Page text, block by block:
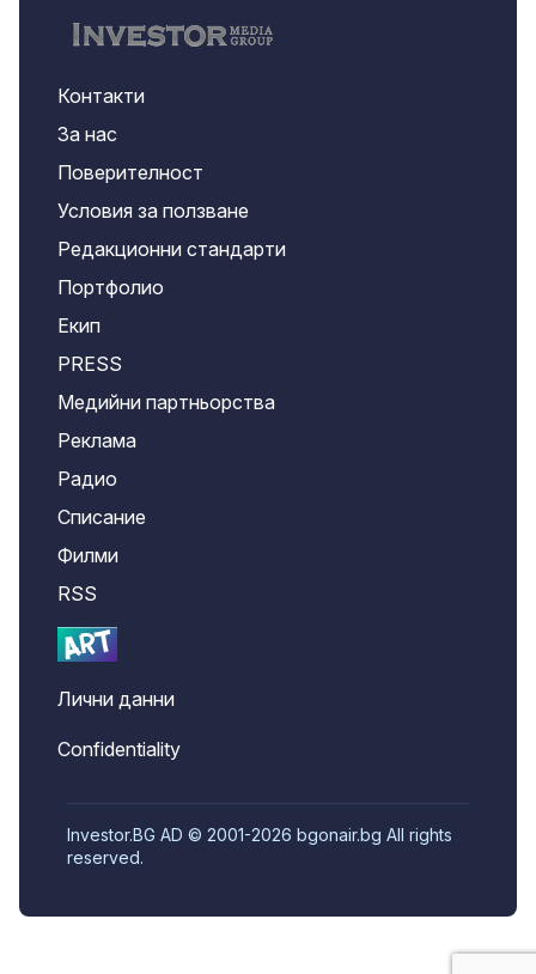
Контакти
За нас
Поверителност
Условия за ползване
Редакционни стандарти
Портфолио
Екип
PRESS
Медийни партньорства
Реклама
Радио
Списание
Филми
RSS
Лични данни
Confidentiality
Investor.BG AD © 2001-2026 bgonair.bg All rights
reserved.